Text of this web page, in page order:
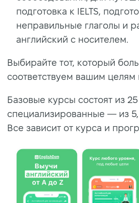
подготовка к IELTS,
неправильные глаголы и
английский с носителем.
Выбирайте тот, который
соответствуем вашим целям
Базовые курсы состоят из 25
специализированные — из 5,
Все зависит от курса и